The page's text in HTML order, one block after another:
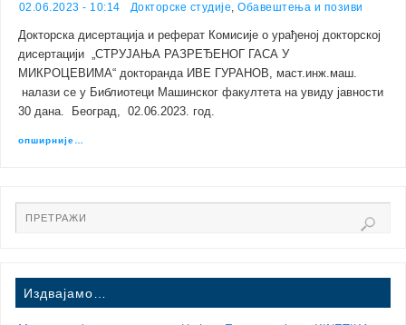
02.06.2023 - 10:14 Докторске студије,Обавештења и позиви
Докторскa дисертација и реферат Комисије о урађеној докторској
дисертацији „СТРУЈАЊА РАЗРЕЂЕНОГ ГАСА У
МИКРОЦЕВИМА“ докторанда ИВЕ ГУРАНОВ, маст.инж.маш.
налази се у Библиотеци Машинског факултета на увиду јавности
30 дана. Београд, 02.06.2023. год.
опширније…
Издвајамо…